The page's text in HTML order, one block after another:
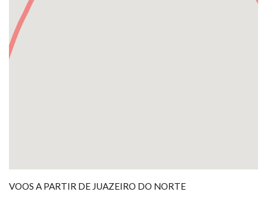
VOOS A PARTIR DE JUAZEIRO DO NORTE